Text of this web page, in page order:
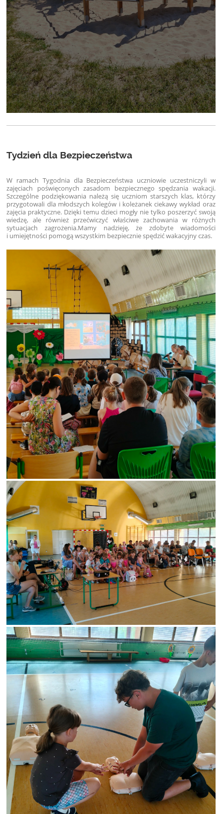
Tydzień dla Bezpieczeństwa
W ramach Tygodnia dla Bezpieczeństwa uczniowie uczestniczyli w
zajęciach poświęconych zasadom bezpiecznego spędzania wakacji.
Szczególne podziękowania należą się uczniom starszych klas, którzy
przygotowali dla młodszych kolegów i koleżanek ciekawy wykład oraz
zajęcia praktyczne. Dzięki temu dzieci mogły nie tylko poszerzyć swoją
wiedzę, ale również przećwiczyć właściwe zachowania w różnych
sytuacjach zagrożenia.Mamy nadzieję, że zdobyte wiadomości
i umiejętności pomogą wszystkim bezpiecznie spędzić wakacyjny czas.